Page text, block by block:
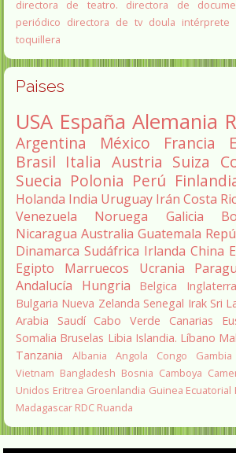
directora de teatro. directora de
periódico directora de tv doula
toquillera
Paises
USA España Alemania
Argentina México Francia
Brasil Italia Austria Suiza
Suecia Polonia Perú
Holanda India Uruguay Irán Costa
Venezuela
Noruega Galicia
Nicaragua Australia Guatemala
Dinamarca Sudáfrica Irlanda China
Egipto
Marruecos Ucrania
Andalucía
Hungria Belgica Inglaterra
Bulgaria Nueva Zelanda Senegal Irak Sri
Arabia Saudí Cabo Verde Canarias
Somalia Bruselas Libia Islandia. Líbano
Tanzania
Albania Angola Congo Gambia
Vietnam Bangladesh Bosnia Camboya
Unidos Eritrea Groenlandia Guinea Ecuatorial
Madagascar RDC Ruanda